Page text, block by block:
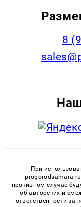
8
При
progorodsamara.ru
противном случае
об авторских и
ответственности за